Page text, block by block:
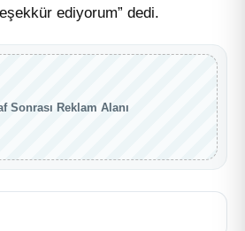
ediyorum” dedi.
Sonrası Reklam Alanı